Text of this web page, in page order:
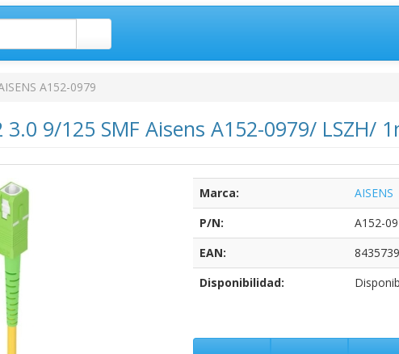
A152-0979
9/125 SMF Aisens A152-0979/ LSZH/
Marca:
AISENS
P/N:
A152-
EAN:
Disponibilidad: